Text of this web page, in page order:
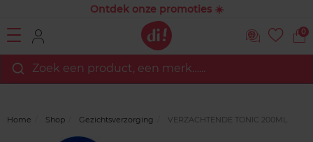
Ontdek onze promoties ☀️
0
Zoek een product, een merk…...
Home Shop Gezichtsverzorging VERZACHTENDE TONIC 200ML